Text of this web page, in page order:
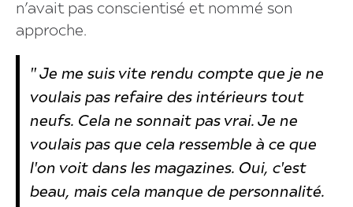
n’avait pas conscientisé et nommé son
approche.
" Je me suis vite rendu compte que je ne
voulais pas refaire des intérieurs tout
neufs. Cela ne sonnait pas vrai. Je ne
voulais pas que cela ressemble à ce que
l'on voit dans les magazines. Oui, c'est
beau, mais cela manque de personnalité.